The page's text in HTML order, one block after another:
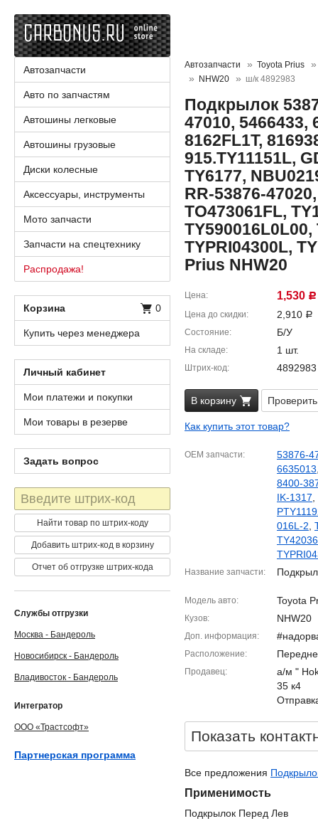
Автозапчасти
Toyota Prius
NHW20
ш/к 4892983
Подкрылок
47010, 5466433,
8162FL1T,
915.TY11151L,
TY6177,
RR-53876-
TO473061FL,
TY590016L0L00,
TYPRI04300L,
Prius NHW20
Цена 1,530 Р
Цена до скидки 2,910 Р
Состояние Б/У
На складе 1 шт.
Штрих-код 4892983
В корзину
Как купить этот товар?
OEM запчасти
53876-
6635013
8400-
IK-1317
016L-2
Название запчасти
Модель авто Toyota
Кузов NHW20
Доп. информация
Расположение
Продавец
а/м "
35 к4
Показать
Все предложения
Применимость
Подкрылок Перед Лев
Автозапчасти
Авто по запчастям
Автошины легковые
Автошины грузовые
Диски колесные
Аксессуары, инструменты
Мото запчасти
Запчасти на спецтехнику
Распродажа!
Корзина 0
Купить через менеджера
Личный кабинет
Мои платежи и покупки
Мои товары в резерве
Задать вопрос
Штрих-
код
Найти товар по штрих-коду
Добавить штрих-код в корзину
Отчет об отгрузке штрих-кода
Службы отгрузки
Москва - Бандероль
Новосибирск - Бандероль
Владивосток - Бандероль
Интегратор
ООО «Трастсофт»
Партнерская программа